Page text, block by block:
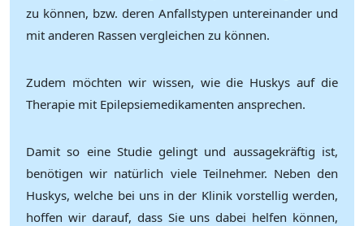
zu können, bzw. deren Anfallstypen untereinander und
mit anderen Rassen vergleichen zu können.
Zudem möchten wir wissen, wie die Huskys auf die
Therapie mit Epilepsiemedikamenten ansprechen.
Damit so eine Studie gelingt und aussagekräftig ist,
benötigen wir natürlich viele Teilnehmer. Neben den
Huskys, welche bei uns in der Klinik vorstellig werden,
hoffen wir darauf, dass Sie uns dabei helfen können,